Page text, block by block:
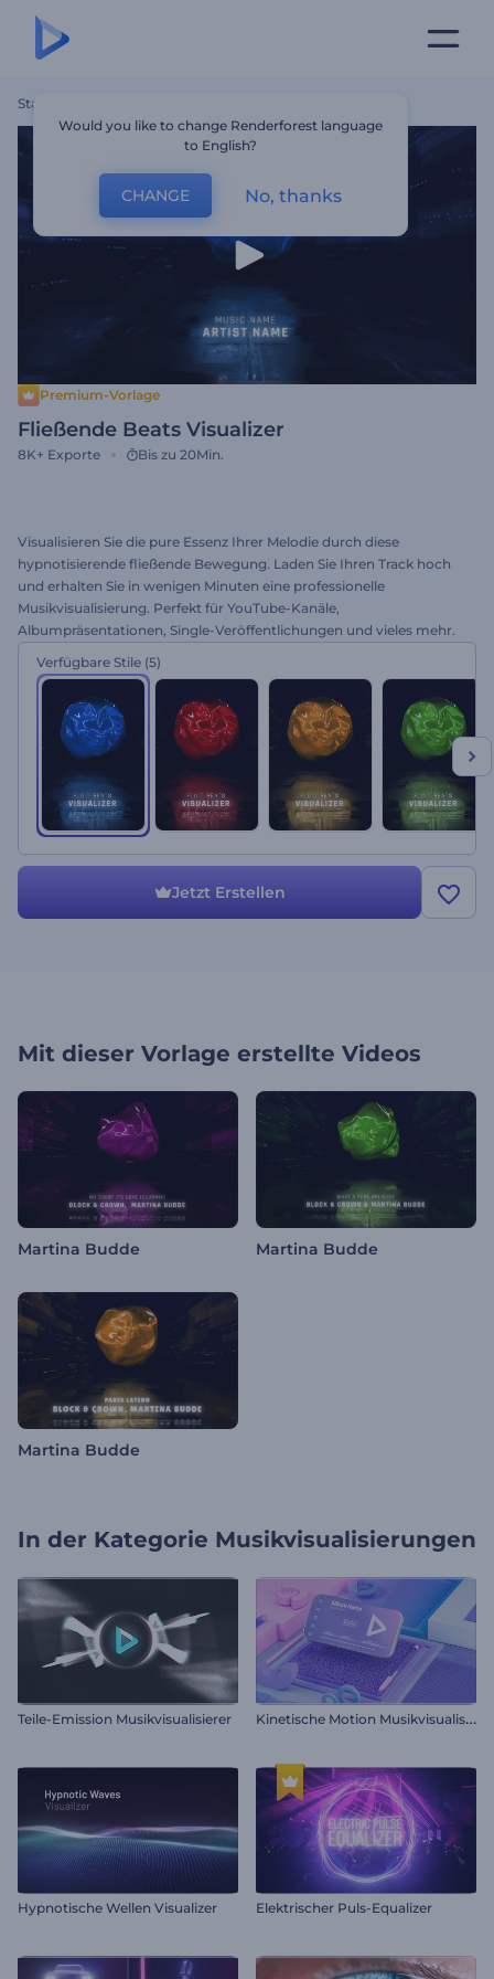
Startseite
Premium-Vorlage
Fließende Beats Visualizer
8K+ Exporte Bis zu 20Min.
Visualisieren Sie die pure Essenz Ihrer Melodie durch diese
hypnotisierende fließende Bewegung. Laden Sie Ihren Track hoch
und erhalten Sie in wenigen Minuten eine professionelle
Musikvisualisierung. Perfekt für YouTube-Kanäle,
Albumpräsentationen, Single-Veröffentlichungen und vieles mehr.
Probieren Sie es kostenlos aus!
Verfügbare Stile (5)
Jetzt Erstellen
Mit dieser Vorlage erstellte Videos
Martina Budde Martina Budde
Martina Budde
In der Kategorie Musikvisualisierungen
Teile-Emission Musikvisualisierer K
inetische Motion Musikvisualisierer
Hypnotische Wellen Visualizer Elektrischer Puls-Equalizer
Would you like to change Renderforest language
to English?
CHANGE No, thanks